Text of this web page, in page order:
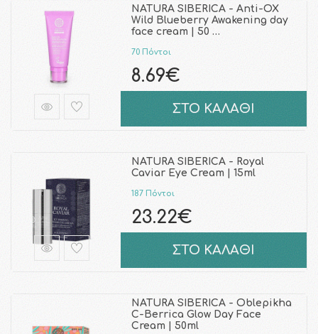
NATURA SIBERICA - Anti-OX
Wild Blueberry Awakening day
face cream | 50 …
70 Πόντοι
8.69€
ΣΤΟ ΚΑΛΑΘΙ
NATURA SIBERICA - Royal
Caviar Eye Cream | 15ml
187 Πόντοι
23.22€
ΣΤΟ ΚΑΛΑΘΙ
NATURA SIBERICA - Oblepikha
C-Berrica Glow Day Face
Cream | 50ml